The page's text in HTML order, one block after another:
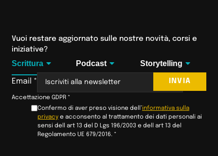
Vuoi restare aggiornato sulle nostre novità, corsi e
iniziative?
Scrittura
Email *
Accettazione GDPR *
Confermo di aver preso visione dell’informativa sulla
privacy e acconsento al trattamento dei dati personali ai
sensi dell art 13 del D Lgs 196/2003 e dell art 13 del
Regolamento UE 679/2016. *
INVIA
Podcast Storytelling